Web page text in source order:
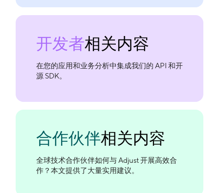
开发者相关内容
在您的应用和业务分析中集成我们的 API 和开
源 SDK。
合作伙伴相关内容
全球技术合作伙伴如何与 Adjust 开展高效合
作？本文提供了大量实用建议。